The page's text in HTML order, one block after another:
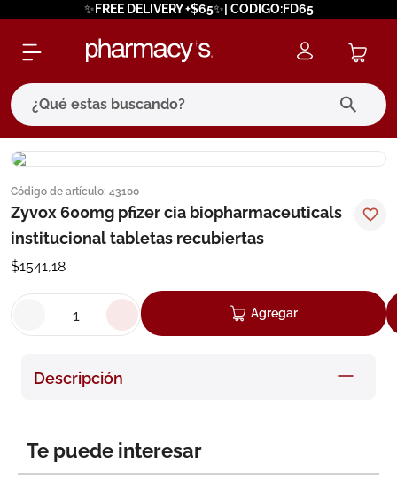
✨FREE DELIVERY +$65✨| CODIGO:FD65
¿Qué estas buscando?
Código de artículo: 43100
Zyvox 600mg pfizer cia biopharmaceuticals
institucional tabletas recubiertas
$1541,18
Agregar
Descripción
Te puede interesar
términos más buscados
1. eucerin
pilexil
cerave
7. degraler
9 isdin
10.pañales